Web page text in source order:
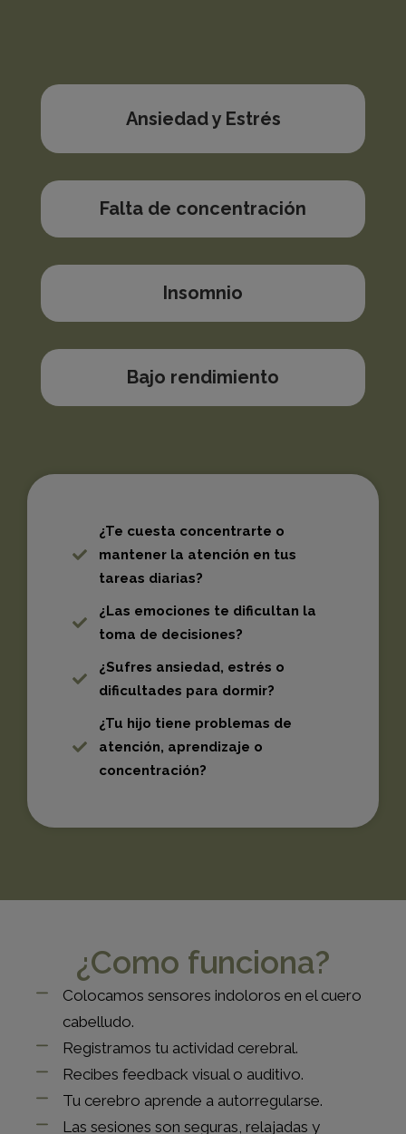
Ansiedad y Estrés
Falta de concentración
Insomnio
Bajo rendimiento
¿Te cuesta concentrarte o
mantener la atención en tus
tareas diarias?
¿Las emociones te dificultan la
toma de decisiones?
¿Sufres ansiedad, estrés o
dificultades para dormir?
¿Tu hijo tiene problemas de
atención, aprendizaje o
concentración?
¿Como funciona?
Colocamos sensores indoloros en el cuero
cabelludo.
Registramos tu actividad cerebral.
Recibes feedback visual o auditivo.
Tu cerebro aprende a autorregularse.
Las sesiones son seguras, relajadas y